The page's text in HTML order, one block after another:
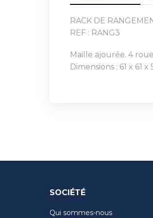
RACK DE
REF : RANG3
Maille ajourée. 4
Dimensions : 61 x 61
SOCIÉTÉ
Qui sommes-nous